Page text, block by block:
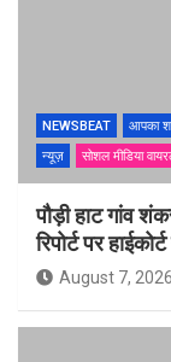
NEWSBEAT आपका
न्यूज़
सोशल मीडिया
पौड़ी हाट गांव
रिपोर्ट पर
August 7, 2026